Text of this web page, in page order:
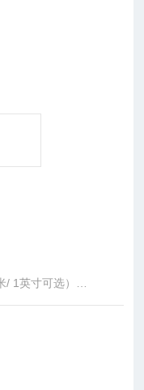
1英寸可选）
器不符合DIN，EN和I
ISO 5084标准。 这种